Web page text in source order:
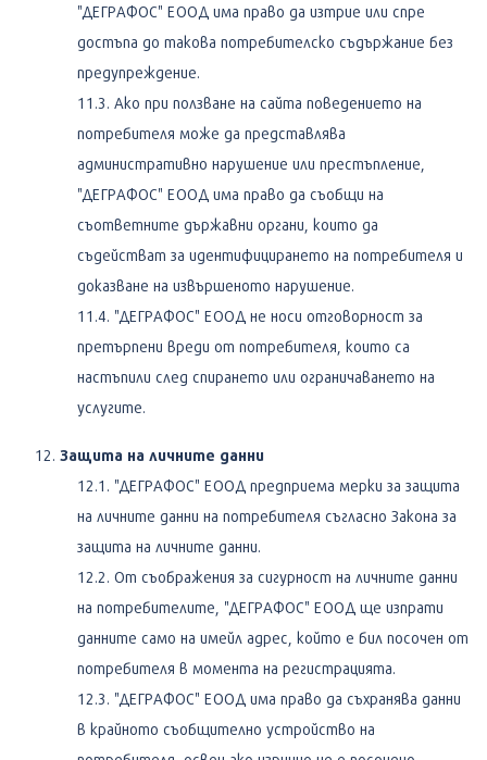
"ДЕГРАФОС" ЕООД има право да изтрие или спре
достъпа до такова потребителско съдържание без
предупреждение.
Ако при ползване на сайта поведението на
потребителя може да представлява
административно нарушение или престъпление,
"ДЕГРАФОС" ЕООД има право да съобщи на
съответните държавни органи, които да
съдействат за идентифицирането на потребителя и
доказване на извършеното нарушение.
"ДЕГРАФОС" ЕООД не носи отговорност за
претърпени вреди от потребителя, които са
настъпили след спирането или ограничаването на
услугите.
Защита на личните данни
"ДЕГРАФОС" ЕООД предприема мерки за защита
на личните данни на потребителя съгласно Закона за
защита на личните данни.
От съображения за сигурност на личните данни
на потребителите, "ДЕГРАФОС" ЕООД ще изпрати
данните само на имейл адрес, който е бил посочен от
потребителя в момента на регистрацията.
"ДЕГРАФОС" ЕООД има право да съхранява данни
в крайното съобщително устройство на